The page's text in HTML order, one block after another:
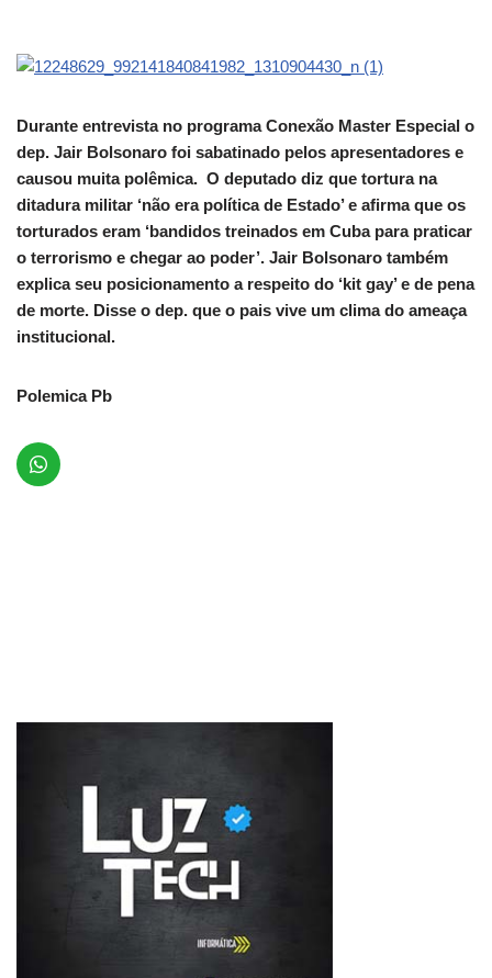
Durante entrevista no programa Conexão Master Especial o
dep. Jair Bolsonaro foi sabatinado pelos apresentadores e
causou muita polêmica. O deputado diz que tortura na
ditadura militar ‘não era política de Estado’ e afirma que os
torturados eram ‘bandidos treinados em Cuba para praticar
o terrorismo e chegar ao poder’. Jair Bolsonaro também
explica seu posicionamento a respeito do ‘kit gay’ e de pena
de morte. Disse o dep. que o pais vive um clima do ameaça
institucional.
Polemica Pb